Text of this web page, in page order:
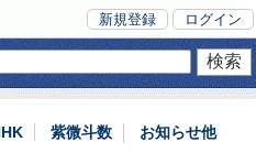
新規登録 ログイン
紫微斗数 お知らせ他